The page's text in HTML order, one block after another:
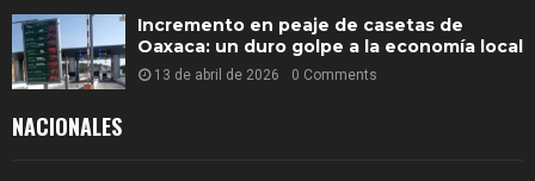
Incremento en peaje de casetas de
Oaxaca: un duro golpe a la economía local
13 de abril de 2026 0 Comments
NACIONALES